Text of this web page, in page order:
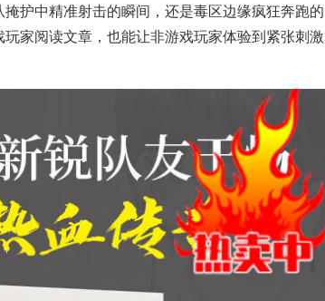
护中精准射击的瞬间，还是毒区边缘疯狂奔跑的
家阅读文章，也能让非游戏玩家体验到紧张刺激